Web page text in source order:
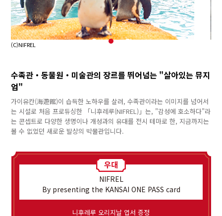
(C)NIFREL
수족관・동물원・미술관의 장르를 뛰어넘는 "살아있는 뮤지
엄"
가이유칸(海遊館)이 습득한 노하우를 살려, 수족관이라는 이미지를 넘어서
는 시설로 처음 프로듀싱한 「니후레루(NIFREL)」는, "감성에 호소하다"라
는 콘셉트로 다양한 생명이나 개성과의 유대를 전시 테마로 한, 지금까지는
볼 수 없었던 새로운 발상의 박물관입니다.
NIFREL
By presenting the KANSAI ONE PASS card
니후레루 오리지날 엽서 증정